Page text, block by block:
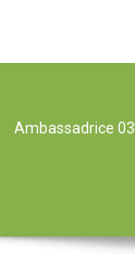
Ambassadrice 03